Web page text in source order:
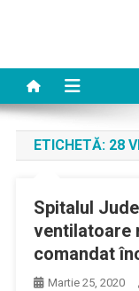
ETICHETĂ: 28
Spitalul
ventilatoare
comandat
Martie 25, 2020